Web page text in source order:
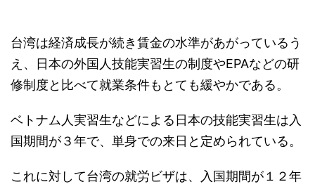
台湾は経済成長が続き賃金の水準があがっているう
え、日本の外国人技能実習生の制度やEPAなどの研
修制度と比べて就業条件もとても緩やかである。
ベトナム人実習生などによる日本の技能実習生は入
国期間が３年で、単身での来日と定められている。
これに対して台湾の就労ビザは、入国期間が１２年